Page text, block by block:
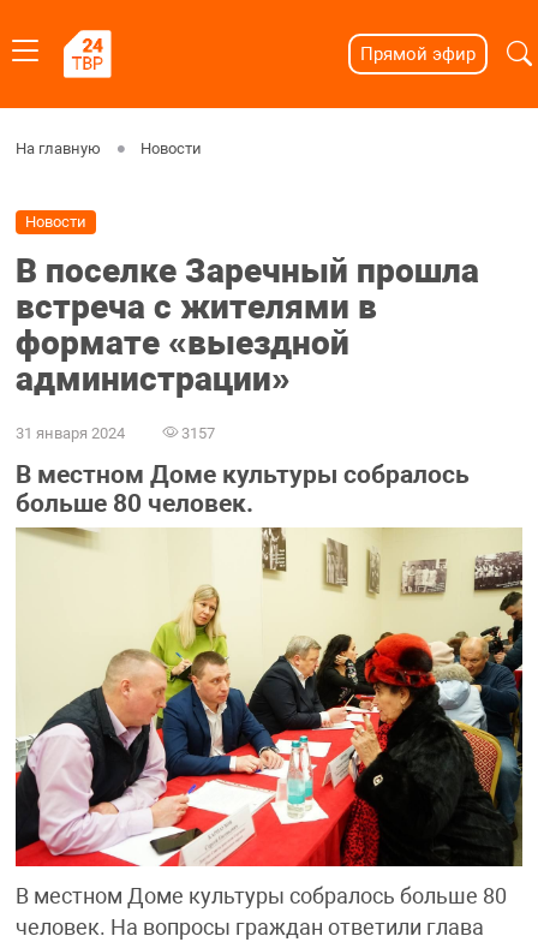
Прямой эфир
На главную Новости
Новости
В поселке Заречный прошла
встреча с жителями в
формате «выездной
администрации»
31 января 2024 3157
В местном Доме культуры собралось
больше 80 человек.
В местном Доме культуры собралось больше 80
человек. На вопросы граждан ответили глава